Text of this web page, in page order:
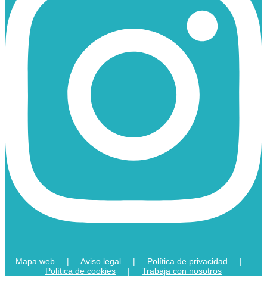
Mapa web | Aviso legal | Política de privacidad |
Política de cookies | Trabaja con nosotros